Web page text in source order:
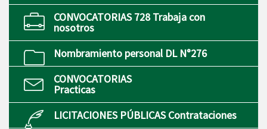
CONVOCATORIAS 728 Trabaja con
nosotros
Nombramiento personal DL N°276
CONVOCATORIAS
Practicas
LICITACIONES PÚBLICAS Contrataciones